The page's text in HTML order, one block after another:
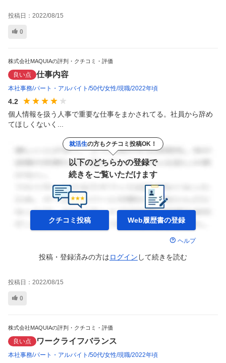
投稿日： 2022/08/15
0
株式会社MAQUIAの評判・クチコミ・評価
良い点 仕事内容
本社事務 パート・アルバイト 50代 女性 現職 2022年頃
4.2
個人情報を扱う人事で重要な仕事をまかされてる。社員から辞め
てほしくないく...
就活生の方もクチコミ投稿OK！
以下のどちらかの登録で
続きをご覧いただけます
クチコミ投稿 Web履歴書の登録
ヘルプ
投稿・登録済みの方はログイン して続きを読む
投稿日： 2022/08/15
0
株式会社MAQUIAの評判・クチコミ・評価
良い点 ワークライフバランス
本社事務 パート・アルバイト 50代 女性 現職 2022年頃